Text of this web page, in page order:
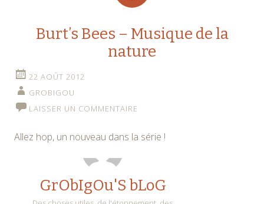
Burt’s Bees – Musique de la
nature
22 AOÛT 2012
GROBIGOU
LAISSER UN COMMENTAIRE
Allez hop, un nouveau dans la série !